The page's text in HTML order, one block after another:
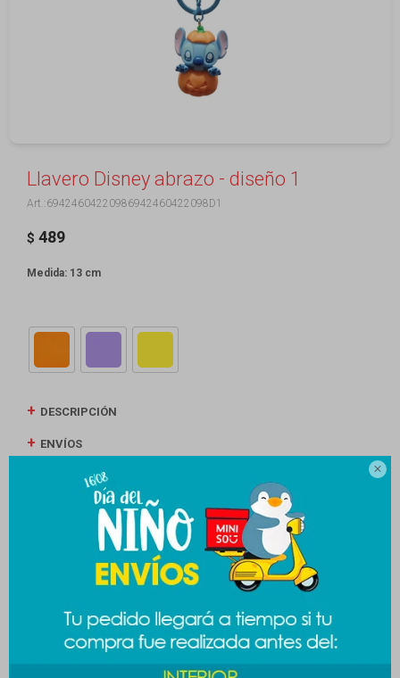

Llavero Disney abrazo - diseño 1
69424604220986942460422098D1
$ 489
Medida: 13 cm
DESCRIPCIÓN
ENVÍOS
CAMBIOS Y DEVOLUCIONES
MEDIOS DE PAGO
Productos que te pueden interesar